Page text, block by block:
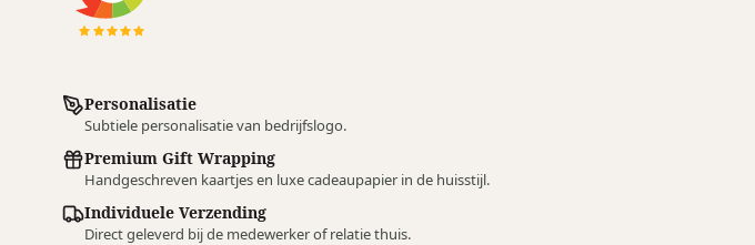
Personalisatie
Subtiele personalisatie van bedrijfslogo.
Premium Gift Wrapping
Handgeschreven kaartjes en luxe cadeaupapier in de huisstijl.
Individuele Verzending
Direct geleverd bij de medewerker of relatie thuis.